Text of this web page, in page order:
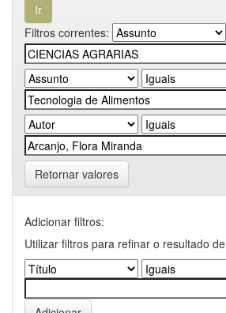
Filtros correntes:
Retornar valores
Adicionar filtros:
Utilizar filtros para refinar o resultado